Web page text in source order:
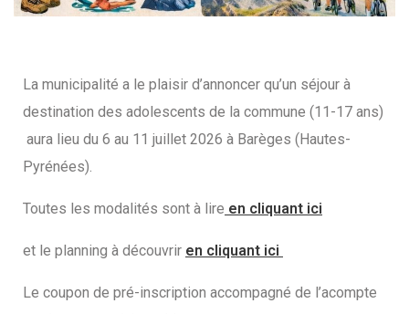
La municipalité a le plaisir d’annoncer qu’un séjour à
destination des adolescents de la commune (11-17 ans)
aura lieu du 6 au 11 juillet 2026 à Barèges (Hautes-
Pyrénées).
Toutes les modalités sont à lire en cliquant ici
et le planning à découvrir en cliquant ici
Le coupon de pré-inscription accompagné de l’acompte